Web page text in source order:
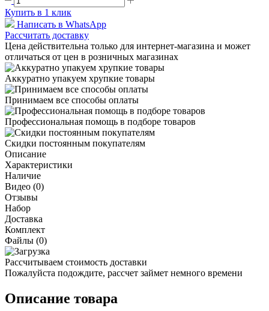
Купить в 1 клик
Написать в WhatsApp
Рассчитать доставку
Цена действительна только для интернет-магазина и может
отличаться от цен в розничных магазинах
Аккуратно упакуем хрупкие товары
Принимаем все способы оплаты
Профессиональная помощь в подборе товаров
Скидки постоянным покупателям
Описание
Характеристики
Наличие
Видео (0)
Отзывы
Набор
Доставка
Комплект
Файлы (0)
Рассчитываем стоимость доставки
Пожалуйста подождите, рассчет займет немного времени
Описание товара